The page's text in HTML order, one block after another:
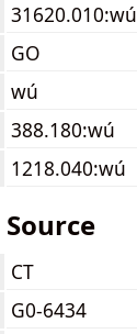
31620.010:wú
GO
wú
388.180:wú
1218.040:wú
CT
G0-6434